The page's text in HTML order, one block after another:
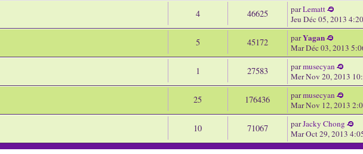
4 46625 parLematt
Jeu Déc 05, 2013
5 45172 parYagan
Mar Déc 03, 2013
1 27583 parmusecyan
Mer Nov 20, 2013
25 176436 parmusecyan
Mar Nov 12, 2013
10 71067 parJacky Chong
Mar Oct 29, 2013